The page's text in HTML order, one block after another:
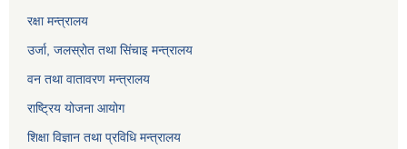
रक्षा मन्त्रालय
उर्जा, जलस्रोत तथा सिंचाइ मन्त्रालय
वन तथा वातावरण मन्त्रालय
राष्ट्रिय योजना आयोग
शिक्षा विज्ञान तथा प्रविधि मन्त्रालय